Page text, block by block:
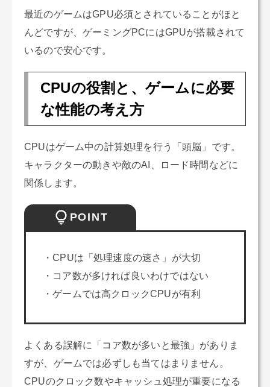
最近のゲームはGPU必須とされていることがほと
んどですが、ゲーミングPCにはGPUが搭載されて
いるので安心です。
CPUの役割と、ゲームに必要
な性能の考え方
CPUはゲーム中の計算処理を行う「頭脳」です。
キャラクターの動きや敵のAI、ロード時間などに
関係します。
POINT
・CPUは「処理速度の速さ」が大切
・コア数が多ければ良いわけではない
・ゲームでは高クロックCPUが有利
よくある誤解に「コア数が多いと最強」がありま
すが、ゲームでは必ずしも当てはまりません。
CPUのクロック数やキャッシュ処理が重要になる